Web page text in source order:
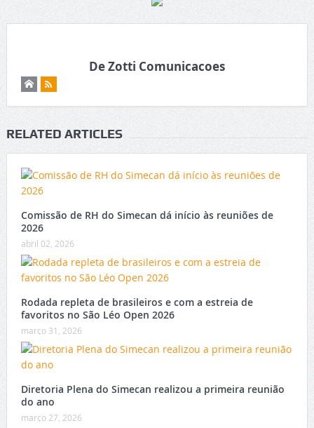
De Zotti Comunicacoes
RELATED ARTICLES
Comissão de RH do Simecan dá início às reuniões de
2026
abril 02, 2026
Rodada repleta de brasileiros e com a estreia de
favoritos no São Léo Open 2026
março 31, 2026
Diretoria Plena do Simecan realizou a primeira reunião
do ano
março 27, 2026